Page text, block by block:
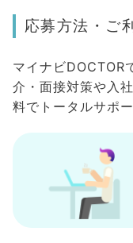
応募方法・ご
マイナビDOCTOR
介・面接対策や入
料でトータルサポ